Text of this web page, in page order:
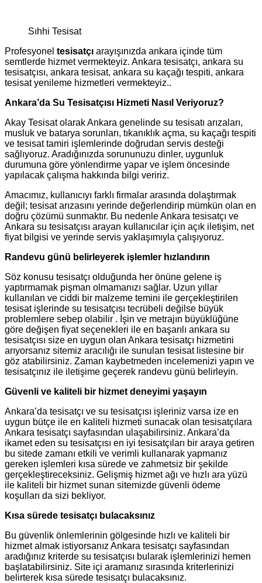
Sıhhi Tesisat
Profesyonel tesisatçı arayışınızda ankara içinde tüm
semtlerde hizmet vermekteyiz. Ankara tesisatçı, ankara su
tesisatçısı, ankara tesisat, ankara su kaçağı tespiti, ankara
tesisat yenileme hizmetleri vermekteyiz..
Ankara’da Su Tesisatçısı Hizmeti Nasıl Veriyoruz?
Akay Tesisat olarak Ankara genelinde su tesisatı arızaları,
musluk ve batarya sorunları, tıkanıklık açma, su kaçağı tespiti
ve tesisat tamiri işlemlerinde doğrudan servis desteği
sağlıyoruz. Aradığınızda sorununuzu dinler, uygunluk
durumuna göre yönlendirme yapar ve işlem öncesinde
yapılacak çalışma hakkında bilgi veririz.
Amacımız, kullanıcıyı farklı firmalar arasında dolaştırmak
değil; tesisat arızasını yerinde değerlendirip mümkün olan en
doğru çözümü sunmaktır. Bu nedenle Ankara tesisatçı ve
Ankara su tesisatçısı arayan kullanıcılar için açık iletişim, net
fiyat bilgisi ve yerinde servis yaklaşımıyla çalışıyoruz.
Randevu günü belirleyerek işlemler hızlandırın
Söz konusu tesisatçı olduğunda her önüne gelene iş
yaptırmamak pişman olmamanızı sağlar. Uzun yıllar
kullanılan ve ciddi bir malzeme temini ile gerçekleştirilen
tesisat işlerinde su tesisatçısı tecrübeli değilse büyük
problemlere sebep olabilir . İşin ve metrajın büyüklüğüne
göre değişen fiyat seçenekleri ile en başarılı ankara su
tesisatçısı size en uygun olan Ankara tesisatçı hizmetini
arıyorsanız sitemiz aracılığı ile sunulan tesisat listesine bir
göz atabilirsiniz. Zaman kaybetmeden incelemenizi yapın ve
tesisatçınız ile iletişime geçerek randevu günü belirleyin.
Güvenli ve kaliteli bir hizmet deneyimi yaşayın
Ankara’da tesisatçı ve su tesisatçısı işleriniz varsa ize en
uygun bütçe ile en kaliteli hizmeti sunacak olan tesisatçılara
Ankara tesisatçı sayfasından ulaşabilirsiniz. Ankara’da
ikamet eden su tesisatçısı en iyi tesisatçıları bir araya getiren
bu sitede zamanı etkili ve verimli kullanarak yapmanız
gereken işlemleri kısa sürede ve zahmetsiz bir şekilde
gerçekleştireceksiniz. Gelişmiş hizmet ağı ve hızlı ara yüzü
ile kaliteli bir hizmet sunan sitemizde güvenli ödeme
koşulları da sizi bekliyor.
Kısa sürede tesisatçı bulacaksınız
Bu güvenlik önlemlerinin gölgesinde hızlı ve kaliteli bir
hizmet almak istiyorsanız Ankara tesisatçı sayfasından
aradığınız kriterde su tesisatçısı bularak işlemlerinizi hemen
başlatabilirsiniz. Site içi aramanız sırasında kriterlerinizi
belirterek kısa sürede tesisatçı bulacaksınız.